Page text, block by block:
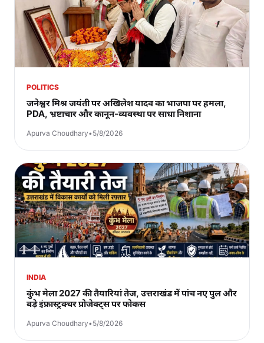
POLITICS
जनेश्वर मिश्र जयंती पर अखिलेश यादव का भाजपा पर हमला,
PDA, भ्रष्टाचार और कानून-व्यवस्था पर साधा निशाना
Apurva Choudhary•5/8/2026
INDIA
कुंभ मेला 2027 की तैयारियां तेज, उत्तराखंड में पांच नए पुल और
बड़े इंफ्रास्ट्रक्चर प्रोजेक्ट्स पर फोकस
Apurva Choudhary•5/8/2026